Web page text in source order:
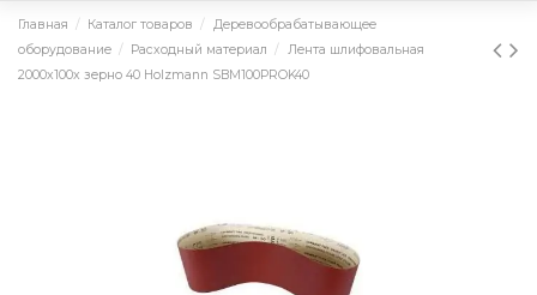
Главная Каталог товаров
Деревообрабатывающее
оборудование
Расходный материал
Лента шлифовальная
2000x100x зерно 40 Holzmann SBM100PROK40